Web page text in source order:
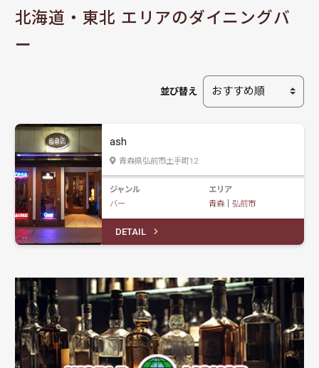
北海道・東北 エリアのダイニングバ
ー
並び替え
ash
青森県弘前市土手町12
ジャンル
バー
エリア
青森｜ 弘前市
DETAIL